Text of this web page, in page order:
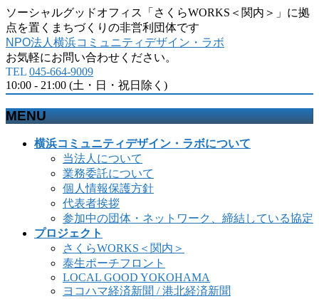
ソーシャルグッドオフィス「さくらWORKS＜関内＞」に拠
点を置くまちづくりの非営利団体です
NPO法人横浜コミュニティデザイン・ラボ
お気軽にお問い合わせください。
TEL 045-664-9009
10:00 - 21:00 (土・日・祝日除く)
MENU
横浜コミュニティデザイン・ラボについて
当法人について
業務委託について
個人情報保護方針
代表者挨拶
参加中の団体・ネットワーク、締結している協定
プロジェクト
さくらWORKS＜関内＞
泰生ポーチフロント
LOCAL GOOD YOKOHAMA
ヨコハマ経済新聞 / 港北経済新聞